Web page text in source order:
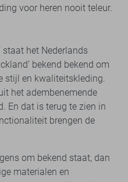
voor heren nooit teleur.
het Nederlands
bekend bekend om
stijl en kwaliteitskleding.
het adembenemende
En dat is terug te zien in
brengen de
om bekend staat, dan
materialen en